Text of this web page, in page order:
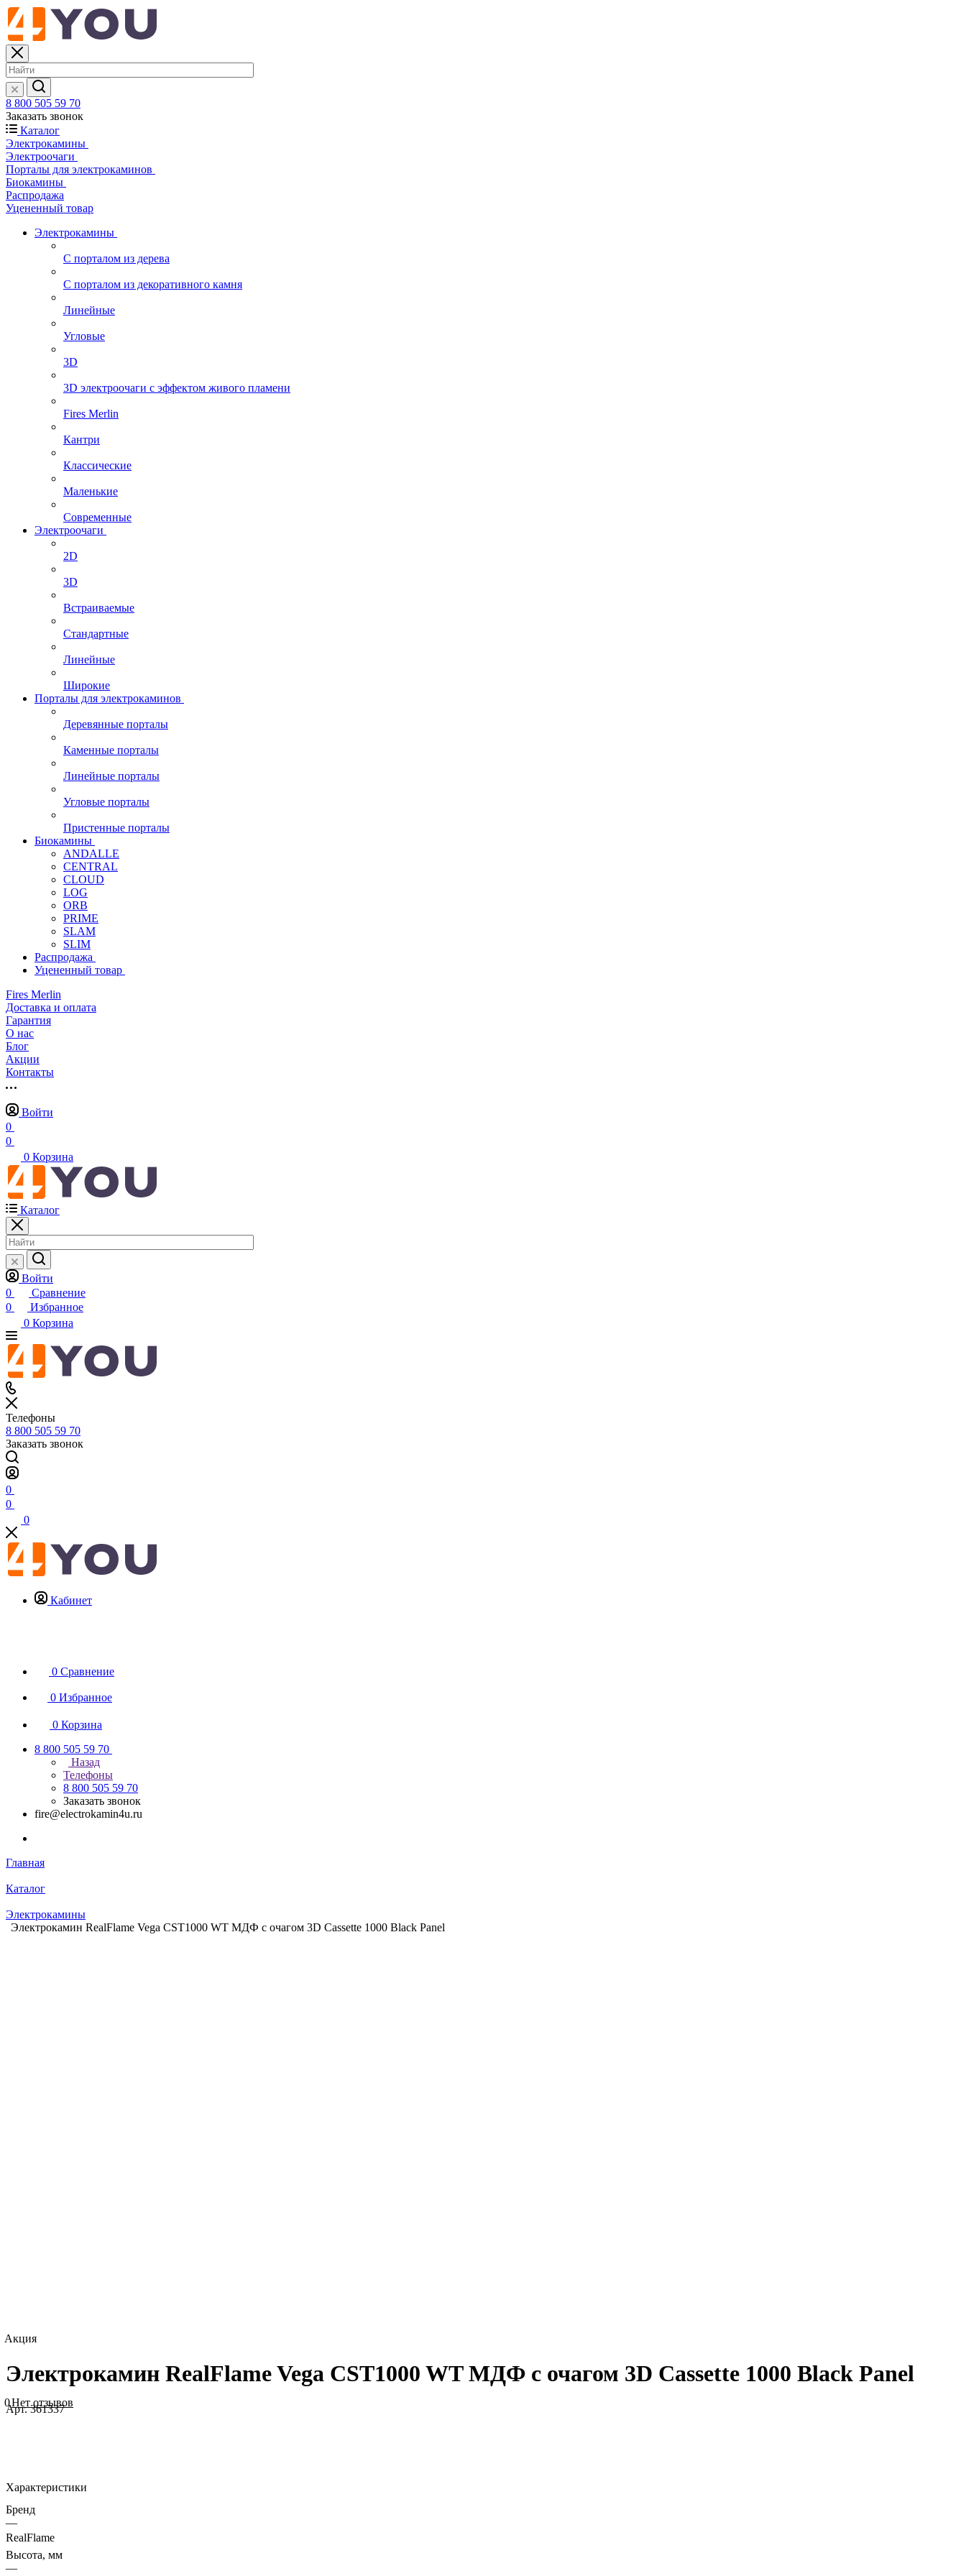
8 800 505 59 70
Заказать звонок
Каталог
Электрокамины
Электроочаги
Порталы для электрокаминов
Биокамины
Распродажа
Уцененный товар
Электрокамины
С порталом из дерева
С порталом из декоративного камня
Линейные
Угловые
3D
3D электроочаги с эффектом живого пламени
Fires Merlin
Кантри
Классические
Маленькие
Современные
Электроочаги
2D
3D
Встраиваемые
Стандартные
Линейные
Широкие
Порталы для электрокаминов
Деревянные порталы
Каменные порталы
Линейные порталы
Угловые порталы
Пристенные порталы
Биокамины
ANDALLE
CENTRAL
CLOUD
LOG
ORB
PRIME
SLAM
SLIM
Распродажа
Уцененный товар
Fires Merlin
Доставка и оплата
Гарантия
О нас
Блог
Акции
Контакты
Войти
0
0
0 Корзина
Каталог
Войти
0
Сравнение
0
Избранное
0 Корзина
Телефоны
8 800 505 59 70
Заказать звонок
0
0
0
Кабинет
0 Сравнение
0 Избранное
0 Корзина
8 800 505 59 70
Назад
Телефоны
8 800 505 59 70
Заказать звонок
fire@electrokamin4u.ru
Главная
Каталог
Электрокамины
Электрокамин RealFlame Vega CST1000 WT МДФ с очагом 3D Cassette 1000 Black Panel
Акция
Электрокамин RealFlame Vega CST1000 WT МДФ с очагом 3D Cassette 1000 Black Panel
0Нет отзывов
Арт.361337
Характеристики
Бренд
—
RealFlame
Высота, мм
—